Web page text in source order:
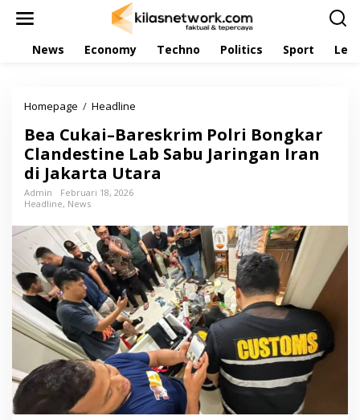
News Economy Techno Politics Sport
Homepage / Headline
a
C
u
k
B
a
r
e
s
k
r
i
m
P
o
l
r
Bea Cukai–Bareskrim Polri Bongkar
Clandestine Lab Sabu Jaringan Iran
di Jakarta Utara
Admin
Februari 18, 2026
Headline, News